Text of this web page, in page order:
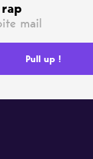
mail